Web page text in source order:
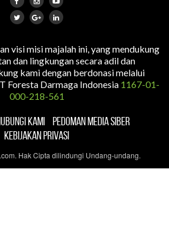
visi misi majalah ini, yang mendukung
dan lingkungan secara adil dan
kami dengan berdonasi melalui
Foresta Darmaga Indonesia 1167-01-
000-218-561
KAMI
PEDOMAN MEDIA SIBER
KEBIJAKAN PRIVASI
Hak Cipta dilindungi Undang-undang.